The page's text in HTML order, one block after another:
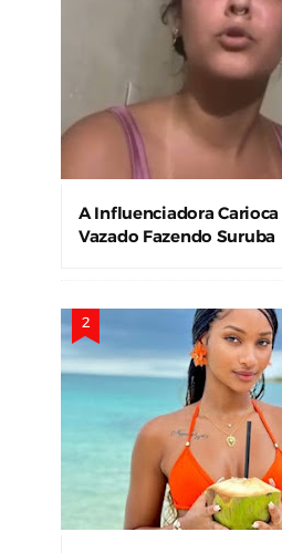
A Influenciadora Carioca
Vazado Fazendo Suruba